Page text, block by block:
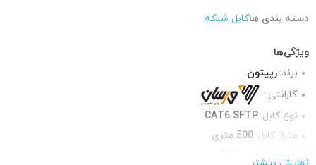
دسته بندی هاکابل شبکه
ویژگی‌ها
برند::رپیتون
گارانتی::
نوع کابل::CAT6 SFTP
متراژ کابل::500 متری
جنس روکش::